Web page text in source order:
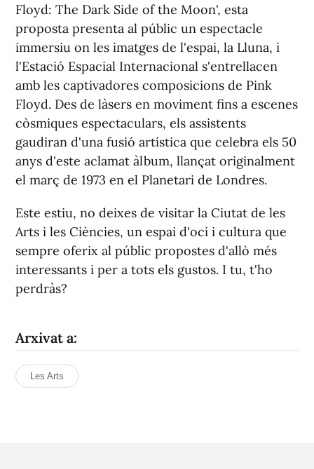
Floyd: The Dark Side of the Moon', esta
proposta presenta al públic un espectacle
immersiu on les imatges de l'espai, la Lluna, i
l'Estació Espacial Internacional s'entrellacen
amb les captivadores composicions de Pink
Floyd. Des de làsers en moviment fins a escenes
còsmiques espectaculars, els assistents
gaudiran d'una fusió artística que celebra els 50
anys d'este aclamat àlbum, llançat originalment
el març de 1973 en el Planetari de Londres.
Este estiu, no deixes de visitar la Ciutat de les
Arts i les Ciències, un espai d'oci i cultura que
sempre oferix al públic propostes d'allò més
interessants i per a tots els gustos. I tu, t'ho
perdràs?
Arxivat a:
Les Arts